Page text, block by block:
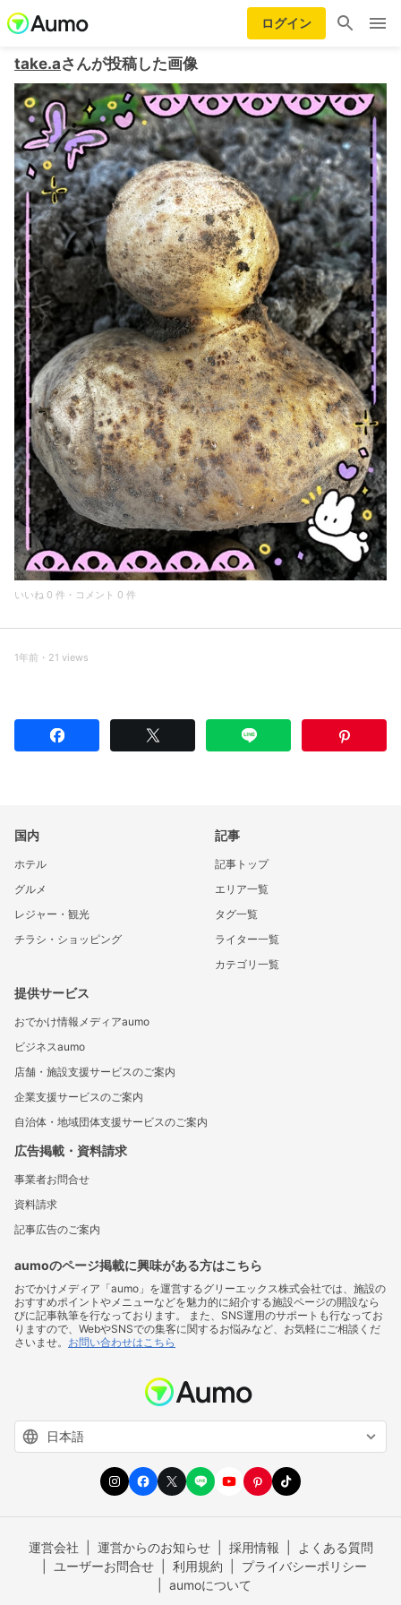
ログイン
take.aさんが投稿した画像
いいね 0 件・コメント 0 件
1年前・21 views
国内
ホテル
グルメ
レジャー・観光
チラシ・ショッピング
記事
記事トップ
エリア一覧
タグ一覧
ライター一覧
カテゴリ一覧
提供サービス
おでかけ情報メディアaumo
ビジネスaumo
店舗・施設支援サービスのご案内
企業支援サービスのご案内
自治体・地域団体支援サービスのご案内
広告掲載・資料請求
事業者お問合せ
資料請求
記事広告のご案内
aumoのページ掲載に興味がある方はこちら
おでかけメディア「aumo」を運営するグリーエックス株式会社では、施設の
おすすめポイントやメニューなどを魅力的に紹介する施設ページの開設なら
びに記事執筆を行なっております。 また、SNS運用のサポートも行なってお
りますので、WebやSNSでの集客に関するお悩みなど、お気軽にご相談くだ
さいませ。 お問い合わせはこちら
運営会社 運営からのお知らせ 採用情報
よくある質問
ユーザーお問合せ
利用規約
プライバシーポリシー
aumoについて